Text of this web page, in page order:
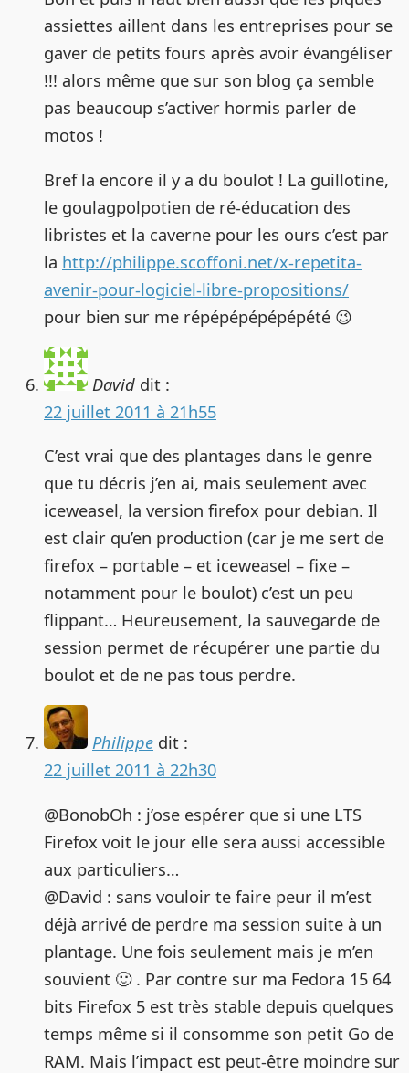
assiettes aillent dans les entreprises pour se
gaver de petits fours après avoir évangéliser
!!! alors même que sur son blog ça semble
pas beaucoup s’activer hormis parler de
motos !
Bref la encore il y a du boulot ! La guillotine,
le goulagpolpotien de ré-éducation des
libristes et la caverne pour les ours c’est par
la http://philippe.scoffoni.net/x-repetita-
avenir-pour-logiciel-libre-propositions/
pour bien sur me répépépépépépété 😉
David dit :
22 juillet 2011 à 21h55
C’est vrai que des plantages dans le genre
que tu décris j’en ai, mais seulement avec
iceweasel, la version firefox pour debian. Il
est clair qu’en production (car je me sert de
firefox – portable – et iceweasel – fixe –
notamment pour le boulot) c’est un peu
flippant… Heureusement, la sauvegarde de
session permet de récupérer une partie du
boulot et de ne pas tous perdre.
Philippe dit :
22 juillet 2011 à 22h30
@BonobOh : j’ose espérer que si une LTS
Firefox voit le jour elle sera aussi accessible
aux particuliers…
@David : sans vouloir te faire peur il m’est
déjà arrivé de perdre ma session suite à un
plantage. Une fois seulement mais je m’en
souvient 🙂 . Par contre sur ma Fedora 15 64
bits Firefox 5 est très stable depuis quelques
temps même si il consomme son petit Go de
RAM. Mais l’impact est peut-être moindre sur